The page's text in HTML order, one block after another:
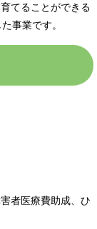
てることができる
事業です。
者医療費助成、ひ